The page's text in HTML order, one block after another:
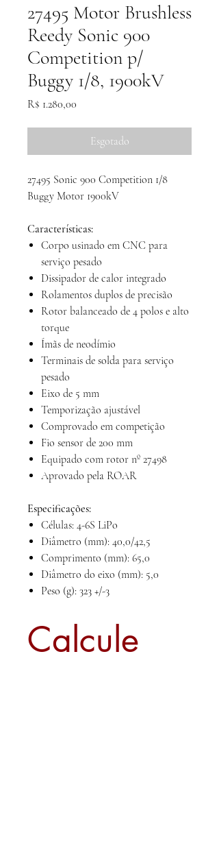
27495 Motor Brushless
Reedy Sonic 900
Competition p/
Buggy 1/8, 1900kV
R$ 1.280,00
Esgotado
27495 Sonic 900 Competition 1/8
Buggy Motor 1900kV
Características:
Corpo usinado em CNC para
serviço pesado
Dissipador de calor integrado
Rolamentos duplos de precisão
Rotor balanceado de 4 polos e alto
torque
Ímãs de neodímio
Terminais de solda para serviço
pesado
Eixo de 5 mm
Temporização ajustável
Comprovado em competição
Fio sensor de 200 mm
Equipado com rotor nº 27498
Aprovado pela ROAR
Especificações:
Células: 4-6S LiPo
Diâmetro (mm): 40,0/42,5
Comprimento (mm): 65,0
Diâmetro do eixo (mm): 5,0
Peso (g): 323 +/-3
Calcule